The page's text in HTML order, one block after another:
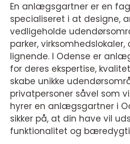
En anlægsgartner er en
specialiseret i at designe,
vedligeholde
parker,
lignende. I Odense er
for deres ekspertise,
skabe unikke
privatpersoner såvel som
hyrer en anlægsgartner i
sikker på, at din have vil
funktionalitet og